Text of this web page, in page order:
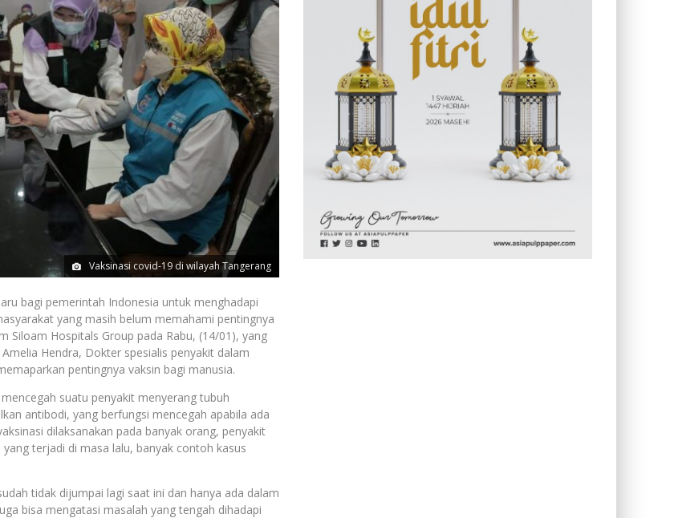
Vaksinasi covid-19 di wilayah Tangerang
bagi pemerintah Indonesia untuk menghadapi
yang masih belum memahami pentingnya
Siloam Hospitals Group pada Rabu, (14/01), yang
Hendra, Dokter spesialis penyakit dalam
pentingnya vaksin bagi manusia.
suatu penyakit menyerang tubuh
antibodi, yang berfungsi mencegah apabila ada
dilaksanakan pada banyak orang, penyakit
terjadi di masa lalu, banyak contoh kasus
tidak dijumpai lagi saat ini dan hanya ada dalam
bisa mengatasi masalah yang tengah dihadapi